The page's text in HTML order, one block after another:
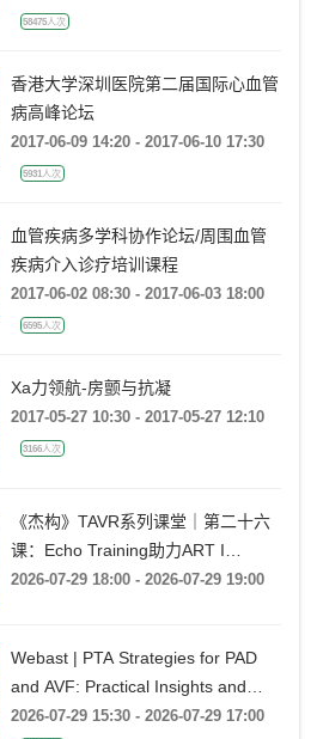
58475人次
香港大学深圳医院第二届国际心血管
病高峰论坛
2017-06-09 14:20 - 2017-06-10 17:30
5931人次
血管疾病多学科协作论坛/周围血管
疾病介入诊疗培训课程
2017-06-02 08:30 - 2017-06-03 18:00
6595人次
Xa力领航-房颤与抗凝
2017-05-27 10:30 - 2017-05-27 12:10
3166人次
《杰构》TAVR系列课堂｜第二十六
课：Echo Training助力ART I
Rebecca T. Hahn教授《第二期-主动
2026-07-29 18:00 - 2026-07-29 19:00
Webast | PTA Strategies for PAD
and AVF: Practical Insights and
Techniques
2026-07-29 15:30 - 2026-07-29 17:00